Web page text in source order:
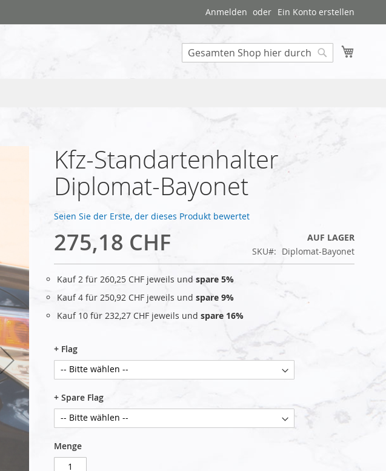
Anmelden Ein Konto erstellen
Kfz-Standartenhalter
Diplomat-Bayonet
Seien Sie der Erste, der dieses Produkt bewertet
275,18 CHF
AUF LAGER
SKU
Diplomat-Bayonet
Kauf 2 für 260,25 CHF jeweils und spare 5%
Kauf 4 für 250,92 CHF jeweils und spare 9%
Kauf 10 für 232,27 CHF jeweils und spare 16%
+ Flag
+ Spare Flag
Menge